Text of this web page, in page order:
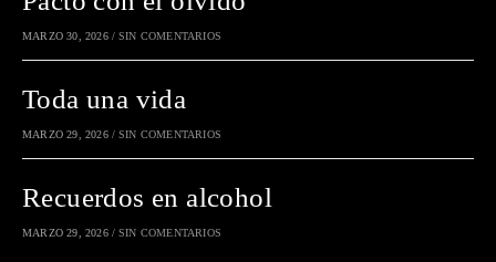
MARZO 30, 2026 / SIN COMENTARIOS
Toda una vida
MARZO 29, 2026 / SIN COMENTARIOS
Recuerdos en alcohol
MARZO 29, 2026 / SIN COMENTARIOS